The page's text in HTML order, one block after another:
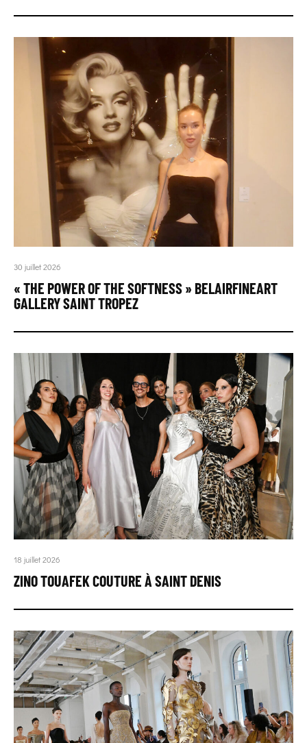
30 juillet 2026
« THE POWER OF THE SOFTNESS » BELAIRFINEART
GALLERY SAINT TROPEZ
18 juillet 2026
ZINO TOUAFEK COUTURE À SAINT DENIS